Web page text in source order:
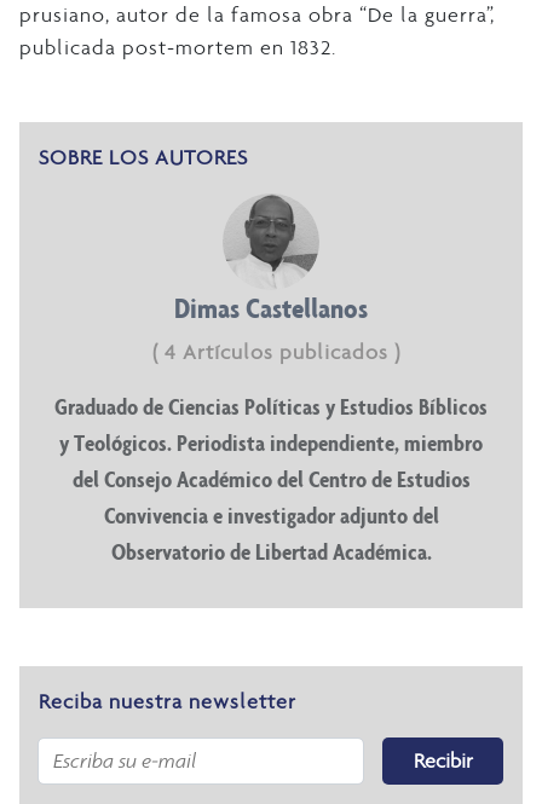
prusiano, autor de la famosa obra “De la guerra”,
publicada post-mortem en 1832.
SOBRE LOS AUTORES
Dimas Castellanos
( 4 Artículos publicados )
Graduado de Ciencias Políticas y Estudios Bíblicos
y Teológicos. Periodista independiente, miembro
del Consejo Académico del Centro de Estudios
Convivencia e investigador adjunto del
Observatorio de Libertad Académica.
Reciba nuestra newsletter
Recibir